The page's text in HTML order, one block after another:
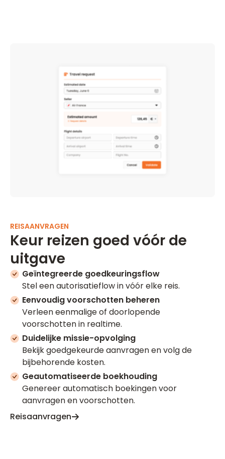
REISAANVRAGEN
Keur reizen goed vóór de
uitgave
Geïntegreerde goedkeuringsflow
Stel een autorisatieflow in vóór elke reis.
Eenvoudig voorschotten beheren
Verleen eenmalige of doorlopende
voorschotten in realtime.
Duidelijke missie-opvolging
Bekijk goedgekeurde aanvragen en volg de
bijbehorende kosten.
Geautomatiseerde boekhouding
Genereer automatisch boekingen voor
aanvragen en voorschotten.
Reisaanvragen